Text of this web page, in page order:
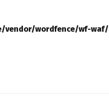
vendor/wordfence/wf-